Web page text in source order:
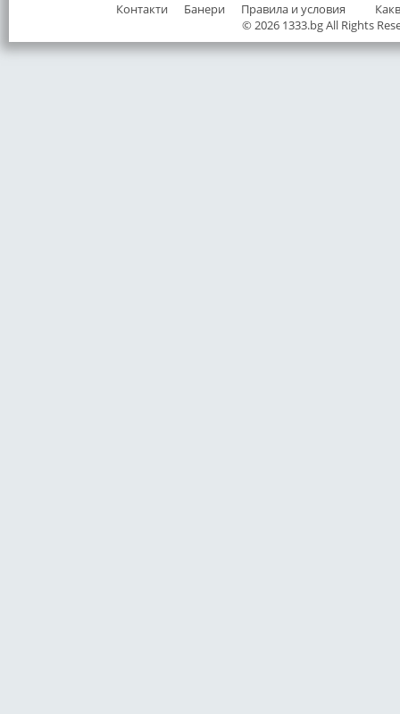
Контакти Банери Правила и условия
© 2026 1333.bg All Rights